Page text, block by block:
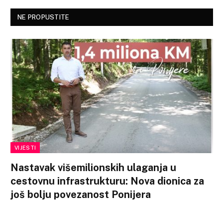
NE PROPUSTITE
VIJESTI
Nastavak višemilionskih ulaganja u
cestovnu infrastrukturu: Nova dionica za
još bolju povezanost Ponijera